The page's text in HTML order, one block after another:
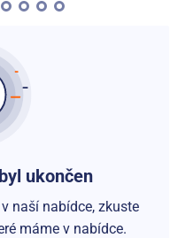
ukončen
naší nabídce, zkuste
máme v nabídce.